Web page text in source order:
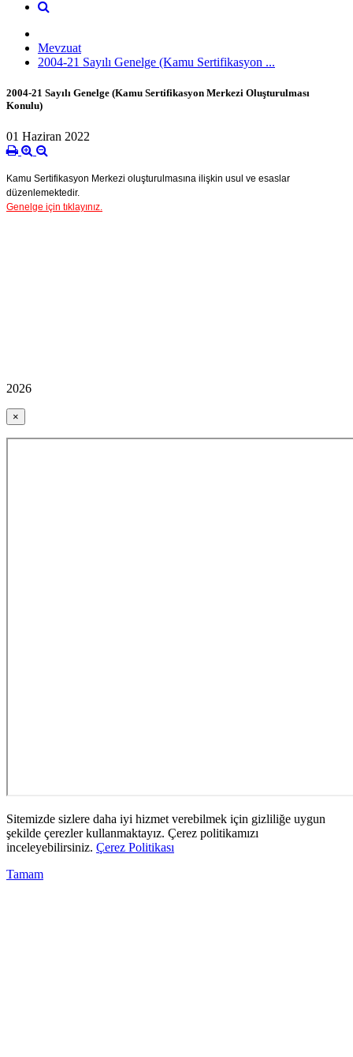
Mevzuat
2004-21 Sayılı Genelge (Kamu Sertifikasyon ...
2004-21 Sayılı Genelge (Kamu Sertifikasyon Merkezi Oluşturulması
Konulu)
01 Haziran 2022
Kamu Sertifikasyon Merkezi oluşturulmasına ilişkin usul ve esaslar
düzenlemektedir.
Genelge için tıklayınız.
2026
×
Sitemizde sizlere daha iyi hizmet verebilmek için gizliliğe uygun
şekilde çerezler kullanmaktayız. Çerez politikamızı
inceleyebilirsiniz. Çerez Politikası
Tamam